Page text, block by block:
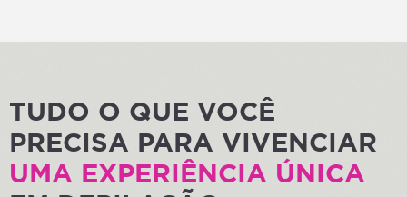
TUDO O QUE VOCÊ
PRECISA PARA VIVENCIAR
UMA EXPERIÊNCIA ÚNICA